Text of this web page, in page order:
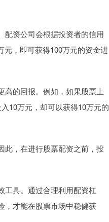
配资公司会根据投资者的信用
元，即可获得100万元的资金进
高的回报。例如，如果股票上
10万元，却可以获得10万元的
此，在进行股票配资之前，投
工具。通过合理利用配资杠
，才能在股票市场中稳健获